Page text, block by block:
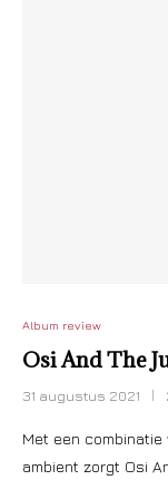
Album review
Osi And The
31 augustus 2021
Met een
ambient zorgt Osi